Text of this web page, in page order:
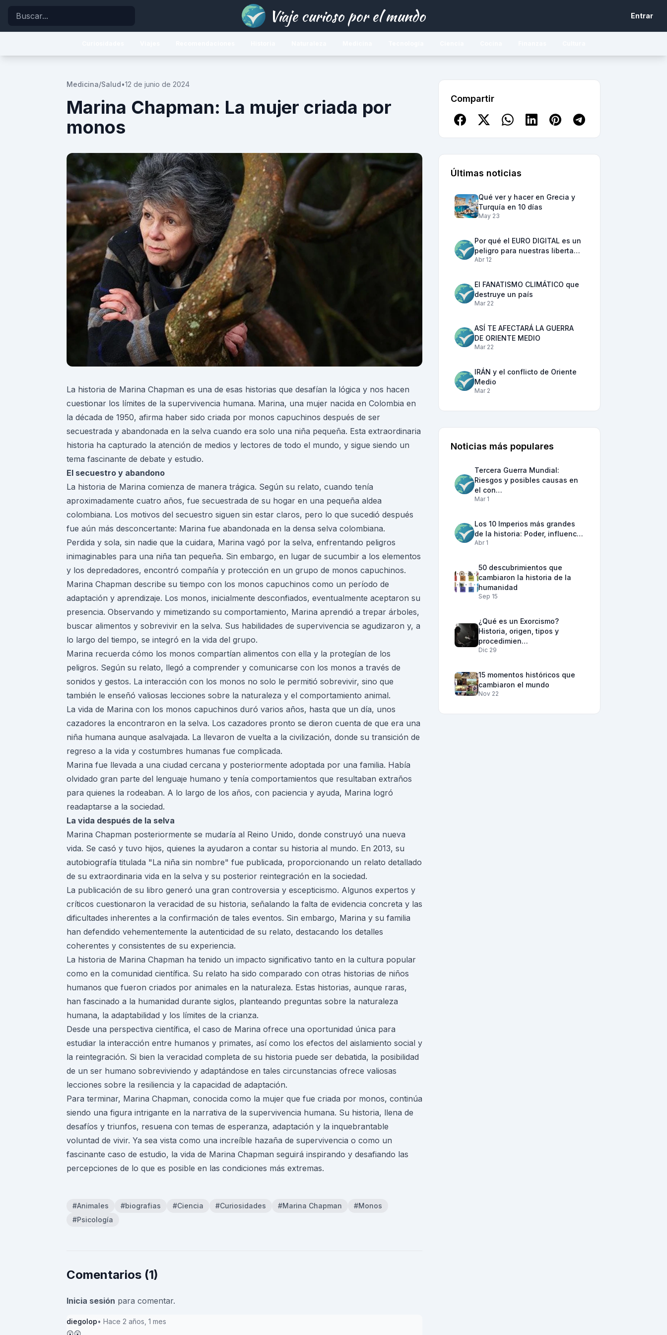
Buscar Viaje curioso por el mundo Entrar
Medicina/Salud•12 de junio de 2024
Marina Chapman: La mujer criada por
monos
La historia de Marina Chapman es una de esas historias que desafían la lógica y nos hacen
cuestionar los límites de la supervivencia humana. Marina, una mujer nacida en Colombia en
la década de 1950, afirma haber sido criada por monos capuchinos después de ser
secuestrada y abandonada en la selva cuando era solo una niña pequeña. Esta extraordinaria
historia ha capturado la atención de medios y lectores de todo el mundo, y sigue siendo un
tema fascinante de debate y estudio.
El secuestro y abandono
La historia de Marina comienza de manera trágica. Según su relato, cuando tenía
aproximadamente cuatro años, fue secuestrada de su hogar en una pequeña aldea
colombiana. Los motivos del secuestro siguen sin estar claros, pero lo que sucedió después
fue aún más desconcertante: Marina fue abandonada en la densa selva colombiana.
Perdida y sola, sin nadie que la cuidara, Marina vagó por la selva, enfrentando peligros
inimaginables para una niña tan pequeña. Sin embargo, en lugar de sucumbir a los elementos
y los depredadores, encontró compañía y protección en un grupo de monos capuchinos.
Marina Chapman describe su tiempo con los monos capuchinos como un período de
adaptación y aprendizaje. Los monos, inicialmente desconfiados, eventualmente aceptaron su
presencia. Observando y mimetizando su comportamiento, Marina aprendió a trepar árboles,
buscar alimentos y sobrevivir en la selva. Sus habilidades de supervivencia se agudizaron y, a
lo largo del tiempo, se integró en la vida del grupo.
Marina recuerda cómo los monos compartían alimentos con ella y la protegían de los
peligros. Según su relato, llegó a comprender y comunicarse con los monos a través de
sonidos y gestos. La interacción con los monos no solo le permitió sobrevivir, sino que
también le enseñó valiosas lecciones sobre la naturaleza y el comportamiento animal.
La vida de Marina con los monos capuchinos duró varios años, hasta que un día, unos
cazadores la encontraron en la selva. Los cazadores pronto se dieron cuenta de que era una
niña humana aunque asalvajada. La llevaron de vuelta a la civilización, donde su transición de
regreso a la vida y costumbres humanas fue complicada.
Marina fue llevada a una ciudad cercana y posteriormente adoptada por una familia. Había
olvidado gran parte del lenguaje humano y tenía comportamientos que resultaban extraños
para quienes la rodeaban. A lo largo de los años, con paciencia y ayuda, Marina logró
readaptarse a la sociedad.
La vida después de la selva
Marina Chapman posteriormente se mudaría al Reino Unido, donde construyó una nueva
vida. Se casó y tuvo hijos, quienes la ayudaron a contar su historia al mundo. En 2013, su
autobiografía titulada "La niña sin nombre" fue publicada, proporcionando un relato detallado
de su extraordinaria vida en la selva y su posterior reintegración en la sociedad.
La publicación de su libro generó una gran controversia y escepticismo. Algunos expertos y
críticos cuestionaron la veracidad de su historia, señalando la falta de evidencia concreta y las
dificultades inherentes a la confirmación de tales eventos. Sin embargo, Marina y su familia
han defendido vehementemente la autenticidad de su relato, destacando los detalles
coherentes y consistentes de su experiencia.
La historia de Marina Chapman ha tenido un impacto significativo tanto en la cultura popular
como en la comunidad científica. Su relato ha sido comparado con otras historias de niños
humanos que fueron criados por animales en la naturaleza. Estas historias, aunque raras,
han fascinado a la humanidad durante siglos, planteando preguntas sobre la naturaleza
humana, la adaptabilidad y los límites de la crianza.
Desde una perspectiva científica, el caso de Marina ofrece una oportunidad única para
estudiar la interacción entre humanos y primates, así como los efectos del aislamiento social y
la reintegración. Si bien la veracidad completa de su historia puede ser debatida, la posibilidad
de un ser humano sobreviviendo y adaptándose en tales circunstancias ofrece valiosas
lecciones sobre la resiliencia y la capacidad de adaptación.
Para terminar, Marina Chapman, conocida como la mujer que fue criada por monos, continúa
siendo una figura intrigante en la narrativa de la supervivencia humana. Su historia, llena de
desafíos y triunfos, resuena con temas de esperanza, adaptación y la inquebrantable
voluntad de vivir. Ya sea vista como una increíble hazaña de supervivencia o como un
fascinante caso de estudio, la vida de Marina Chapman seguirá inspirando y desafiando las
percepciones de lo que es posible en las condiciones más extremas.
#Animales #biografias #Ciencia #Curiosidades #Marina Chapman
#Monos
#Psicología
Comentarios (1)
Inicia sesión para comentar.
diegolop• Hace 2 años, 1 mes
Compartir
Últimas noticias
Qué ver y hacer en Grecia y
Turquía en 10 días
May 23
Por qué el EURO DIGITAL es un
peligro para nuestras liberta…
Abr 12
El FANATISMO CLIMÁTICO que
destruye un país
Mar 22
ASÍ TE AFECTARÁ LA GUERRA
DE ORIENTE MEDIO
Mar 22
IRÁN y el conflicto de Oriente
Medio
Mar 2
Noticias más populares
Tercera Guerra Mundial:
Riesgos y posibles causas en
el con…
Mar 1
Los 10 Imperios más grandes
de la historia: Poder, influenc…
Abr 1
50 descubrimientos que
cambiaron la historia de la
humanidad
Sep 15
¿Qué es un Exorcismo?
Historia, origen, tipos y
procedimien…
Dic 29
15 momentos históricos que
cambiaron el mundo
Nov 22